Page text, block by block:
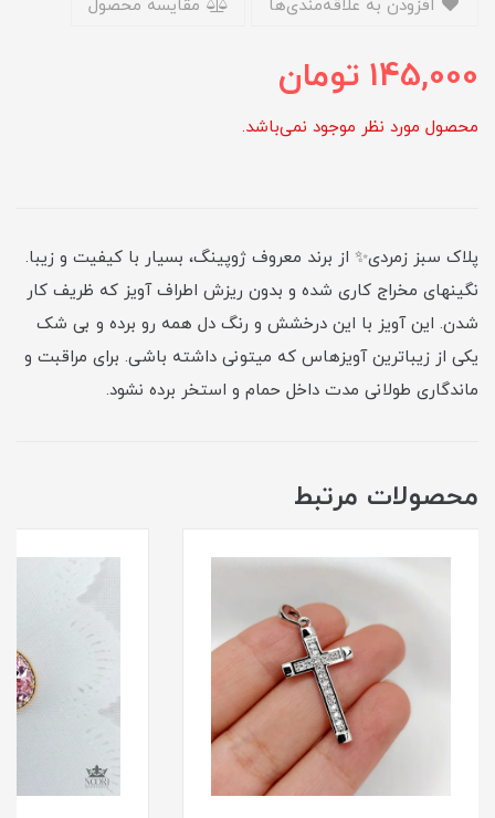
مقایسه محصول
145,000 تومان
محصول مورد نظر موجود نمی‌باشد.
پلاک سبز زمردی✨ از برند معروف ژوپینگ، بسیار با کیفیت و زیبا.
نگینهای مخراج کاری شده و بدون ریزش اطراف آویز که ظریف کار
شدن. این آویز با این درخشش و رنگ دل همه رو برده و بی شک
یکی از زیباترین آویزهاس که میتونی داشته باشی. برای مراقبت و
ماندگاری طولانی مدت داخل حمام و استخر برده نشود.
محصولات مرتبط